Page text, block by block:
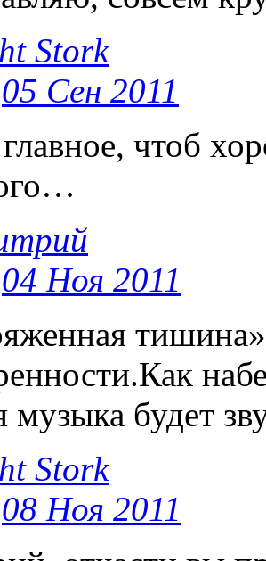
Stork
05 Сен 2011
чтоб
04 Ноя 2011
музыка будет
Stork
08 Ноя 2011